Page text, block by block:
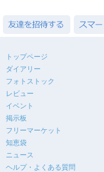
トップページ
ダイアリー
フォトストック
レビュー
イベント
掲示板
フリーマーケット
知恵袋
ニュース
ヘルプ・よくある質問